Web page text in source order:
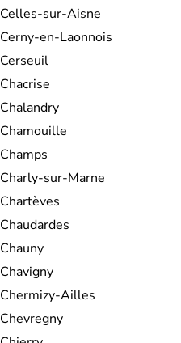
Celles-sur-Aisne
Cerny-en-Laonnois
Cerseuil
Chacrise
Chalandry
Chamouille
Champs
Charly-sur-Marne
Chartèves
Chaudardes
Chauny
Chavigny
Chermizy-Ailles
Chevregny